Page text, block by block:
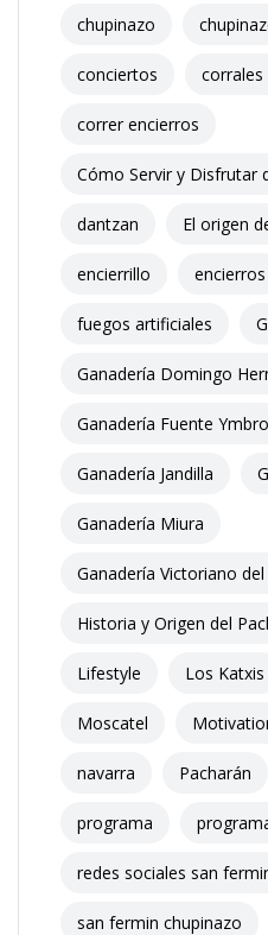
chupinazo
conciertos corrales
correr encierros
Cómo Servir y Disfrutar
dantzan El origen
encierrillo encierros
fuegos artificiales
Ganadería Domingo
Ganadería Fuente Ymbro
Ganadería Jandilla
Ganadería Miura
Ganadería Victoriano del
Historia y Origen del
Lifestyle Los Katxis
Moscatel
navarra Pacharán
programa
redes sociales san
san fermin chupinazo